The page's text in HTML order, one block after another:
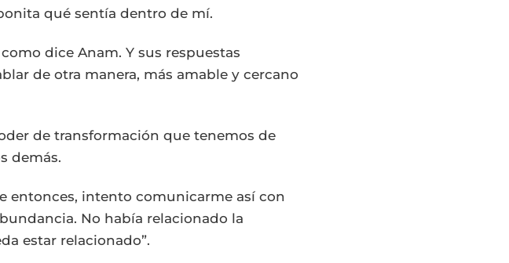
qué sentía dentro de mí.
dice Anam. Y sus respuestas
de otra manera, más amable y cercano
de transformación que tenemos de
demás.
entonces, intento comunicarme así con
No había relacionado la
estar relacionado”.